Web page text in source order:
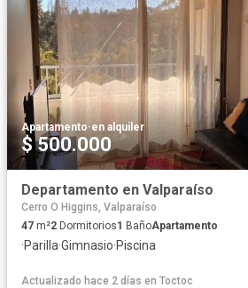
Apartamento·en alquiler
$ 500.000
Departamento en Valparaíso
Cerro O Higgins, Valparaíso
47 m²2 Dormitorios1 BañoApartamento
·Parilla·Gimnasio·Piscina
Actualizado hace 2 días en Toctoc